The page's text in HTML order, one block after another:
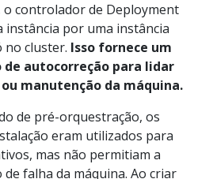
o controlador de Deployment
instância por uma instância
cluster. Isso fornece um
de autocorreção para lidar
manutenção da máquina.
de pré-orquestração, os
eram utilizados para
mas não permitiam a
de falha da máquina. Ao criar